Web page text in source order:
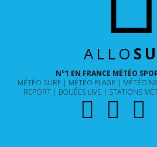
ALLO
N°1 EN FRANCE MÉTÉO
MÉTÉO SURF
MÉTÉO PLAGE MÉTÉO
REPORT
BOUÉES LIVE STATIONS